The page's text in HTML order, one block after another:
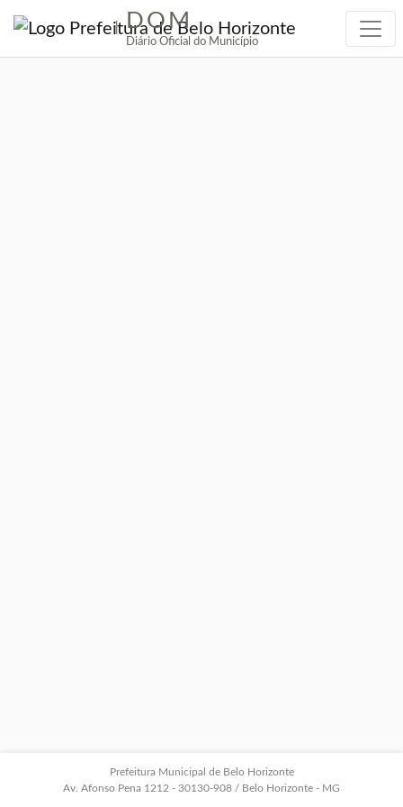
| DOM
Diário Oficial do Município
Prefeitura Municipal de Belo Horizonte
Av. Afonso Pena 1212 - 30130-908 / Belo Horizonte - MG